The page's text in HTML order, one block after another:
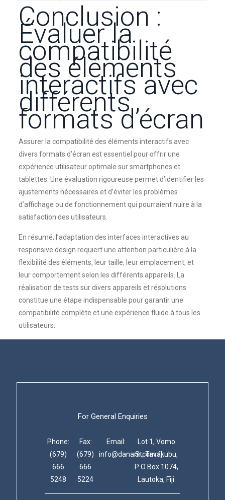
Conclusion :
Évaluer la
compatibilité
des éléments
interactifs avec
différents
formats d’écran
Assurer la compatibilité des éléments interactifs avec
divers formats d’écran est essentiel pour offrir une
expérience utilisateur optimale sur smartphones et
tablettes. Une évaluation rigoureuse permet d’identifier les
ajustements nécessaires et d’éviter les problèmes
d’affichage ou de fonctionnement qui pourraient nuire à la
satisfaction des utilisateurs.
En résumé, l’adaptation des interfaces interactives au
responsive design requiert une attention particulière à la
flexibilité des éléments, leur taille, leur emplacement, et
leur comportement selon les différents appareils. La
réalisation de tests sur divers appareils et résolutions
constitue une étape indispensable pour garantir une
compatibilité complète et une expérience fluide à tous les
utilisateurs.
For General Enquiries
Phone:
(679)
666
5248
Fax:
(679)
666
5224
Email:
info@danam.com.fj
Lot 1, Vomo
St, Tavakubu,
P O Box 1074,
Lautoka, Fiji.